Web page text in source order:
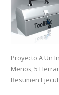
Proyecto A Un
Menos, 5
Resumen